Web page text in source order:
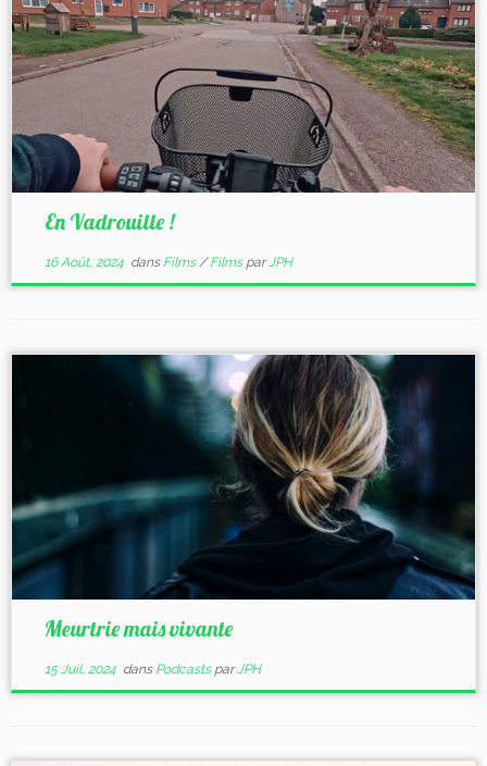
En Vadrouille !
16 Août, 2024dans Films/Films parJPH
Meurtrie mais vivante
15 Juil, 2024dans Podcasts parJPH